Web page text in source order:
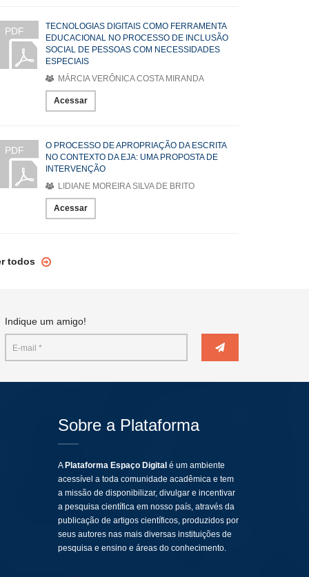
PDF
TECNOLOGIAS DIGITAIS COMO FERRAMENTA
EDUCACIONAL NO PROCESSO DE INCLUSÃO
SOCIAL DE PESSOAS COM NECESSIDADES
ESPECIAIS
MÁRCIA VERÔNICA COSTA MIRANDA
Acessar
PDF
O PROCESSO DE APROPRIAÇÃO DA ESCRITA
NO CONTEXTO DA EJA: UMA PROPOSTA DE
INTERVENÇÃO
LIDIANE MOREIRA SILVA DE BRITO
Acessar
todos
Indique um amigo!
Sobre a Plataforma
A Plataforma Espaço Digital é um ambiente
acessível a toda comunidade acadêmica e tem
a missão de disponibilizar, divulgar e incentivar
a pesquisa científica em nosso país, através da
publicação de artigos científicos, produzidos por
seus autores nas mais diversas instituições de
pesquisa e ensino e áreas do conhecimento.